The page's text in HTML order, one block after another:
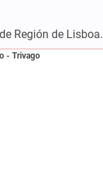
Región de Lisboa.